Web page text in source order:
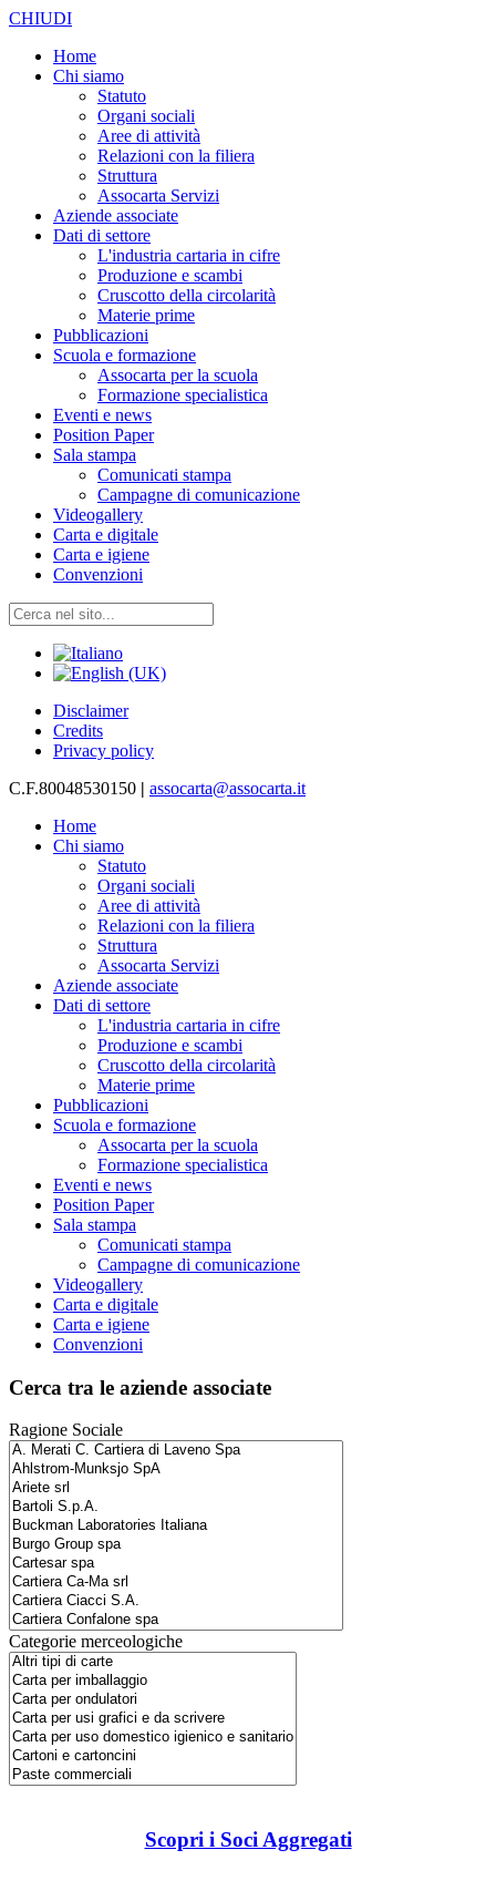
CHIUDI
Home
Chi siamo
Statuto
Organi sociali
Aree di attività
Relazioni con la filiera
Struttura
Assocarta Servizi
Aziende associate
Dati di settore
L'industria cartaria in cifre
Produzione e scambi
Cruscotto della circolarità
Materie prime
Pubblicazioni
Scuola e formazione
Assocarta per la scuola
Formazione specialistica
Eventi e news
Position Paper
Sala stampa
Comunicati stampa
Campagne di comunicazione
Videogallery
Carta e digitale
Carta e igiene
Convenzioni
Disclaimer
Credits
Privacy policy
C.F.80048530150 | assocarta@assocarta.it
Home
Chi siamo
Statuto
Organi sociali
Aree di attività
Relazioni con la filiera
Struttura
Assocarta Servizi
Aziende associate
Dati di settore
L'industria cartaria in cifre
Produzione e scambi
Cruscotto della circolarità
Materie prime
Pubblicazioni
Scuola e formazione
Assocarta per la scuola
Formazione specialistica
Eventi e news
Position Paper
Sala stampa
Comunicati stampa
Campagne di comunicazione
Videogallery
Carta e digitale
Carta e igiene
Convenzioni
Cerca tra le aziende associate
Ragione Sociale
Categorie merceologiche
Scopri i Soci Aggregati